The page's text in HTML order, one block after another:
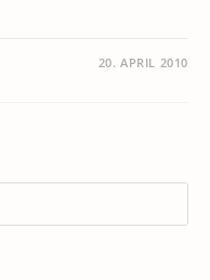
20. APRIL 2010